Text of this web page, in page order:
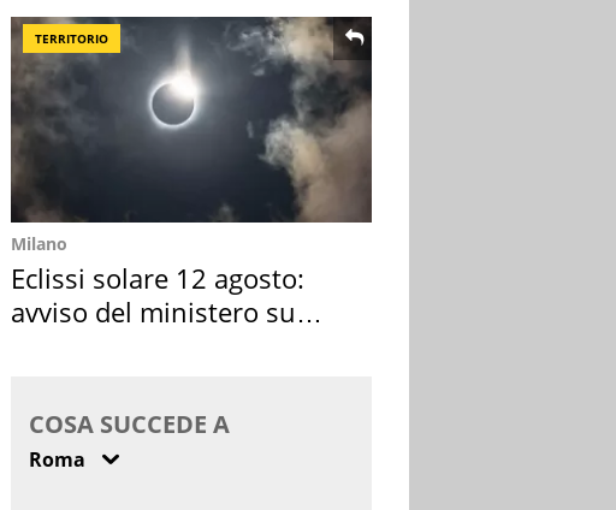
TERRITORIO
Milano
Eclissi solare 12 agosto:
avviso del ministero su